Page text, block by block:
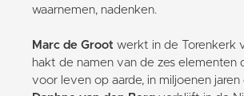
waarnemen, nadenken.
Marc de Groot werkt in de Torenkerk
hakt de namen van de zes elementen
voor leven op aarde, in miljoenen